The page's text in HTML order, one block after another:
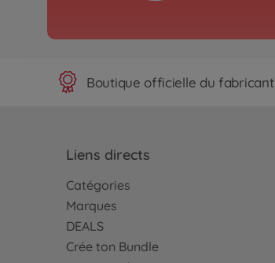
Boutique officielle du fabricant
Liens directs
Catégories
Marques
DEALS
Crée ton Bundle